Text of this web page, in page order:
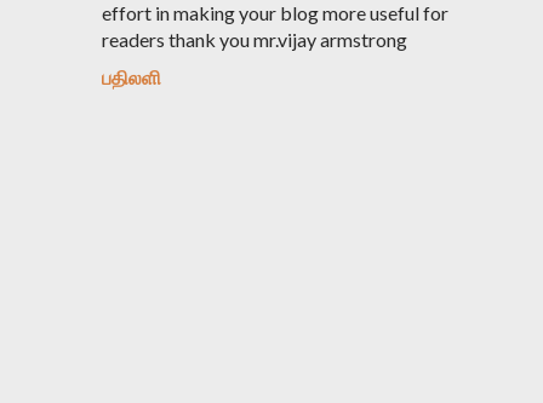
effort in making your blog more useful for
readers thank you mr.vijay armstrong
பதிலளி